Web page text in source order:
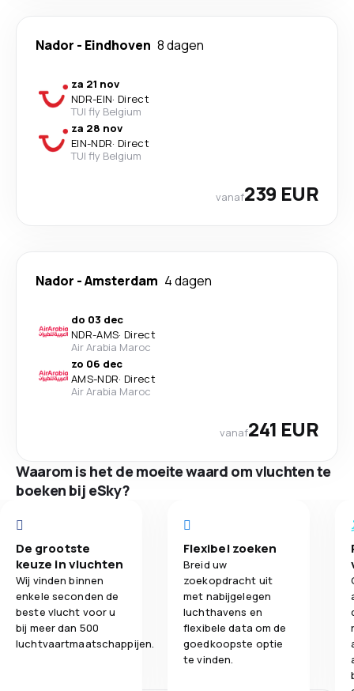
Nador - Eindhoven 8 dagen
za 21 nov
NDR-EIN· Direct
TUI fly Belgium
za 28 nov
EIN-NDR· Direct
TUI fly Belgium
vanaf239 EUR
Nador -Amsterdam 4 dagen
do 03 dec
NDR-AMS· Direct
Air Arabia Maroc
zo 06 dec
AMS-NDR· Direct
Air Arabia Maroc
vanaf241 EUR
Waarom is het de moeite waard om vluchten te
boeken bij eSky?
De grootste
keuze in vluchten
Wij vinden binnen
enkele seconden de
beste vlucht voor u
bij meer dan 500
luchtvaartmaatschappijen.
Flexibel zoeken
Breid uw
zoekopdracht uit
met nabijgelegen
luchthavens en
flexibele data om de
goedkoopste optie
te vinden.